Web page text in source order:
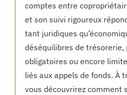
comptes entre
et son suivi rigoureux
tant juridiques
déséquilibres de
obligatoires ou encore
liés aux appels de fonds. À
vous découvrirez comment